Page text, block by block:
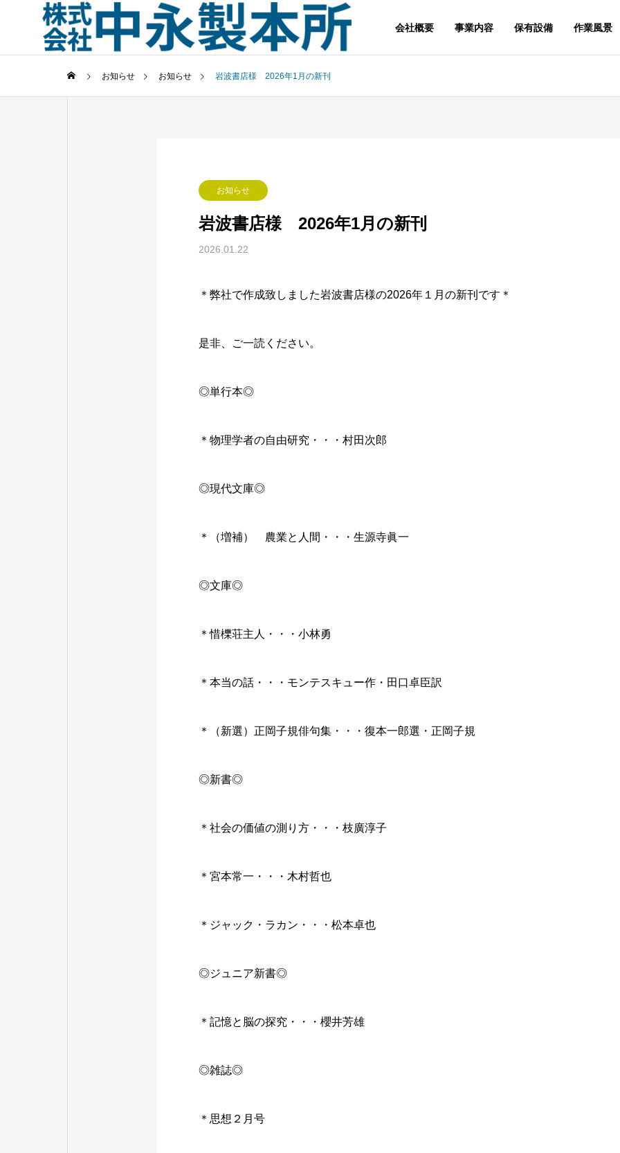
会社概要 事業内容 保有設備 作業風景
お知らせ お知らせ 岩波書店様 2026年1月の新刊
お知らせ
岩波書店様 2026年1月の新刊
2026.01.22
＊弊社で作成致しました岩波書店様の2026年１月の新刊です＊
是非、ご一読ください。
◎単行本◎
＊物理学者の自由研究・・・村田次郎
◎現代文庫◎
＊（増補） 農業と人間・・・生源寺眞一
◎文庫◎
＊惜櫟荘主人・・・小林勇
＊本当の話・・・モンテスキュー作・田口卓臣訳
＊（新選）正岡子規俳句集・・・復本一郎選・正岡子規
◎新書◎
＊社会の価値の測り方・・・枝廣淳子
＊宮本常一・・・木村哲也
＊ジャック・ラカン・・・松本卓也
◎ジュニア新書◎
＊記憶と脳の探究・・・櫻井芳雄
◎雑誌◎
＊思想２月号